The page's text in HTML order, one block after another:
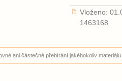
Vloženo:
1463168
ani částečné přebírání jakéhokoliv